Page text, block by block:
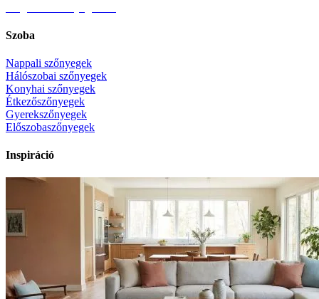
Szoba
Nappali szőnyegek
Hálószobai szőnyegek
Konyhai szőnyegek
Étkezőszőnyegek
Gyerekszőnyegek
Előszobaszőnyegek
Inspiráció